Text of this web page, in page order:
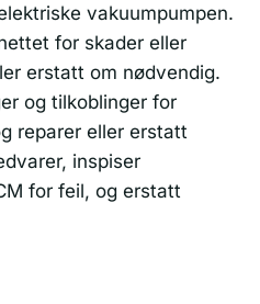
vakuumpumpen.
for skader eller
erstatt om nødvendig.
og tilkoblinger for
reparer eller erstatt
inspiser
for feil, og erstatt